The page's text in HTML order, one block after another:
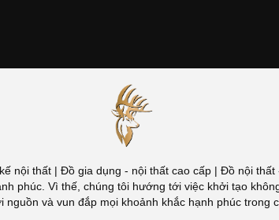
thất | Đồ gia dụng - nội thất cao cấp | Đồ nội
phúc. Vì thế, chúng tôi hướng tới việc khởi tạo
và vun đắp mọi khoảnh khắc hạnh phúc trong